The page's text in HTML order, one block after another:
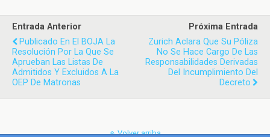
Entrada Anterior
Publicado En El BOJA La
Resolución Por La Que Se
Aprueban Las Listas De
Admitidos Y Excluidos A La
OEP De Matronas
Próxima Entrada
Zurich Aclara Que Su Póliza
No Se Hace Cargo De Las
Responsabilidades Derivadas
Del Incumplimiento Del
Decreto
Volver arriba